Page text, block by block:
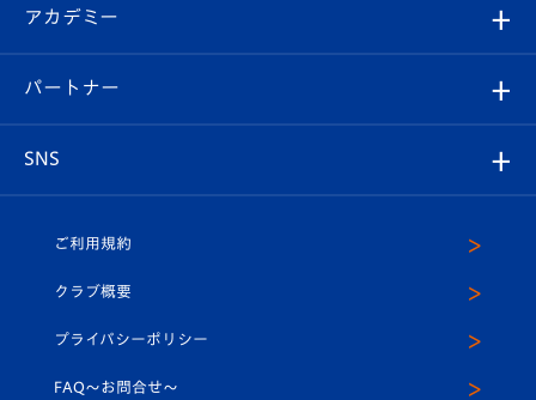
イベント
メディア
ホームタウン
スタッフプロフィール
マスコット紹介
平和祈念活動
ヴィヴィくんの長崎おもてなしガイド
スタジアムグルメ
V-LOVERS（ファンクラブ）
プレイヤーズスイート
オンラインショップ
店舗情報
アカデミー
育成からのお知らせ
U-18
スクール
パートナー
SNS
ヴィヴィくんインスタグラム
公式LINE＠
ご利用規約
クラブ概要
プライバシーポリシー
FAQ〜お問合せ〜